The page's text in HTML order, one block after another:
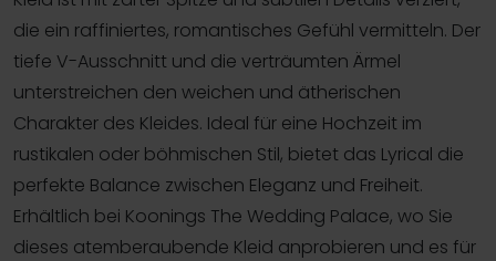
die ein raffiniertes, romantisches Gefühl vermitteln. Der
tiefe V-Ausschnitt und die verträumten Ärmel
unterstreichen den weichen und ätherischen
Charakter des Kleides. Ideal für eine Hochzeit im
rustikalen oder böhmischen Stil, bietet das Lyrical die
perfekte Balance zwischen Eleganz und Freiheit.
Erhältlich bei Koonings The Wedding Palace, wo Sie
dieses atemberaubende Kleid anprobieren und es für